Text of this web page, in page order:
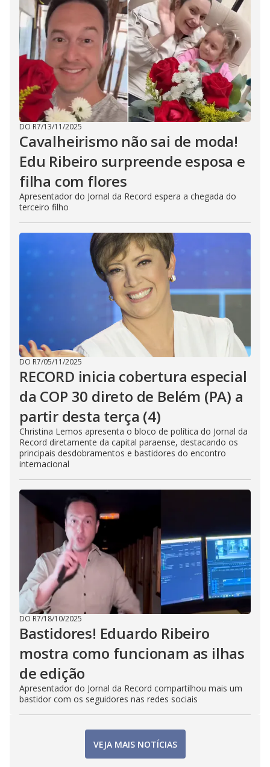
DO R7/13/11/2025
Cavalheirismo não sai de moda!
Edu Ribeiro surpreende esposa e
filha com flores
Apresentador do Jornal da Record espera a chegada do
terceiro filho
DO R7/05/11/2025
RECORD inicia cobertura especial
da COP 30 direto de Belém (PA) a
partir desta terça (4)
Christina Lemos apresenta o bloco de política do Jornal da
Record diretamente da capital paraense, destacando os
principais desdobramentos e bastidores do encontro
internacional
DO R7/18/10/2025
Bastidores! Eduardo Ribeiro
mostra como funcionam as ilhas
de edição
Apresentador do Jornal da Record compartilhou mais um
bastidor com os seguidores nas redes sociais
VEJA MAIS NOTÍCIAS